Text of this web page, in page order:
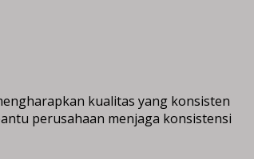
kualitas yang konsisten
perusahaan menjaga konsistensi